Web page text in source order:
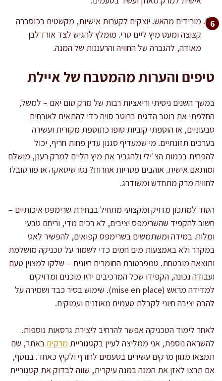
מורידים מהאש. יוצקים לקערות אישיות, מקשטים בכוסברה
קצוצה ומעט מיץ ליים טרי. מומלץ להגיש לצד אורז לבן
מאודה, להגברה של החוויה והרעננות של המנה.
טיפים והערות מהמטבח של איילת
במשך השנים ניסיתי וריאציות רבות של מרק טום יאם – למשל,
החלפתי את רוטב הדגים ברוטב סויה כדי להתאים לאורחים
טבעוניים, או הוספתי קוביות טופו כתוספת מקורית ועשירה
בערכים תזונתיים. מי שמעדיף סגנון עדין פחות חריף, יכול
להפחית בכמות הצ'ילי ולהגביר את מיץ הליים למרק רענן, מושלם
ומותאם אישית. אוהבים פטריות אחרות? נסו שיטאקה או פורטובלו
לחוויה מרק מתחדש ומשודרג.
הסוד למתכון מדויק ומקצועי מתחיל בבחירת שרימפס איכותיים –
חשוב להקפיד שהשרימפס יציבים, לא רכים מדי, וריחם טבעי
ומלוח. במידה ומשתמשים בשרימפס קפואים, להפשיר לאט
במקרר ולא באמצעות מים חמים כדי לשמור על טכניקה מושלמת
ותוצאה מובטחת. טמפרטורת החומרים חיונית – שלקו למצוין טעם
ועבודה נכונה, הקפידו שכל המרכיבים יהיו מוכנים ומדויקים
למדידה מראש (mise en place). שימוש בסיר כבד ושמירה על
להבה יציבה חיוני לקבלת טעמים מאוזנים ועמוקים.
לאחר לימוד הטכניקה אפשר להרחיב ליצירת גרסאות נוספות.
להשראה נוספת, אני ממליצה לעיין בקטגוריית מרקים באתר, שם
תמצאו מגוון מרקים עשירים בטעמים לחורף ולקיץ כאחד. בנוסף,
אם תרצו לאזן את המנה במנה עיקרית, שווה לבדוק את קטגוריית